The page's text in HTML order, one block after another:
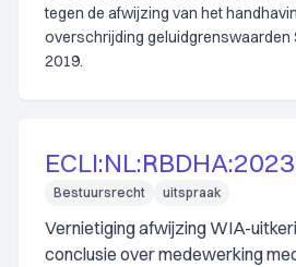
tegen de afwijzing van het
overschrijding geluidgrenswaarden
2019.
Bestuursrecht uitspraak
Vernietiging afwijzing WIA-
conclusie over medewerking